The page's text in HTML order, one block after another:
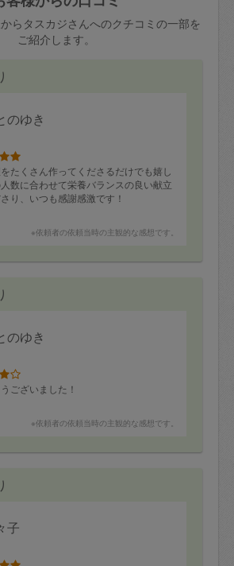
らタスカジさんへのクチコミの一部を
ご紹介します。
のゆき
たくさん作ってくださるだけでも嬉し
数に合わせて栄養バランスの良い献立
り、いつも感謝感激です！
※依頼者の依頼当時の主観的な感想です。
のゆき
ございました！
※依頼者の依頼当時の主観的な感想です。
子